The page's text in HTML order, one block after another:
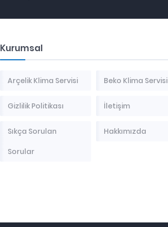
Kurumsal
Arçelik Klima Servisi Beko Klima Servisi
Gizlilik Politikası İletişim
Sıkça Sorulan
Sorular
Hakkımızda